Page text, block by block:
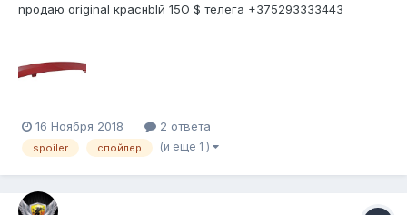
npoдаю original кpаснbIй 15O $ телега +375293333443
16 Ноября 2018 2 ответа
spoiler спойлер (и еще 1 )